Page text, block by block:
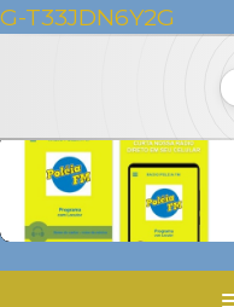
G-T33JDN6Y2G